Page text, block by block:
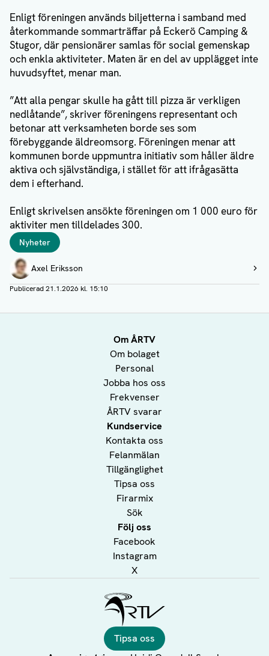
Enligt föreningen används biljetterna i samband med
återkommande sommarträffar på Eckerö Camping &
Stugor, där pensionärer samlas för social gemenskap
och enkla aktiviteter. Maten är en del av upplägget inte
huvudsyftet, menar man.
”Att alla pengar skulle ha gått till pizza är verkligen
nedlåtande”, skriver föreningens representant och
betonar att verksamheten borde ses som
förebyggande äldreomsorg. Föreningen menar att
kommunen borde uppmuntra initiativ som håller äldre
aktiva och självständiga, i stället för att ifrågasätta
dem i efterhand.
Enligt skrivelsen ansökte föreningen om 1 000 euro för
aktiviter men tilldelades 300.
Taggar
Nyheter
Författare
Axel Eriksson
Visa profil
Publicerad21.1.2026 kl. 15:10
Om ÅRTV
Om bolaget
Personal
Jobba hos oss
Frekvenser
ÅRTV svarar
Kundservice
Kontakta oss
Felanmälan
Tillgänglighet
Tipsa oss
Firarmix
Sök
Följ oss
Facebook
Instagram
X
Tipsa oss